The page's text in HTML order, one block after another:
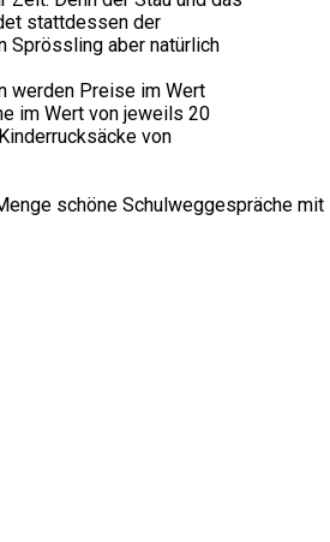
stattdessen der
Sprössling aber natürlich
werden Preise im Wert
im Wert von jeweils 20
von
schöne Schulweggespräche mit